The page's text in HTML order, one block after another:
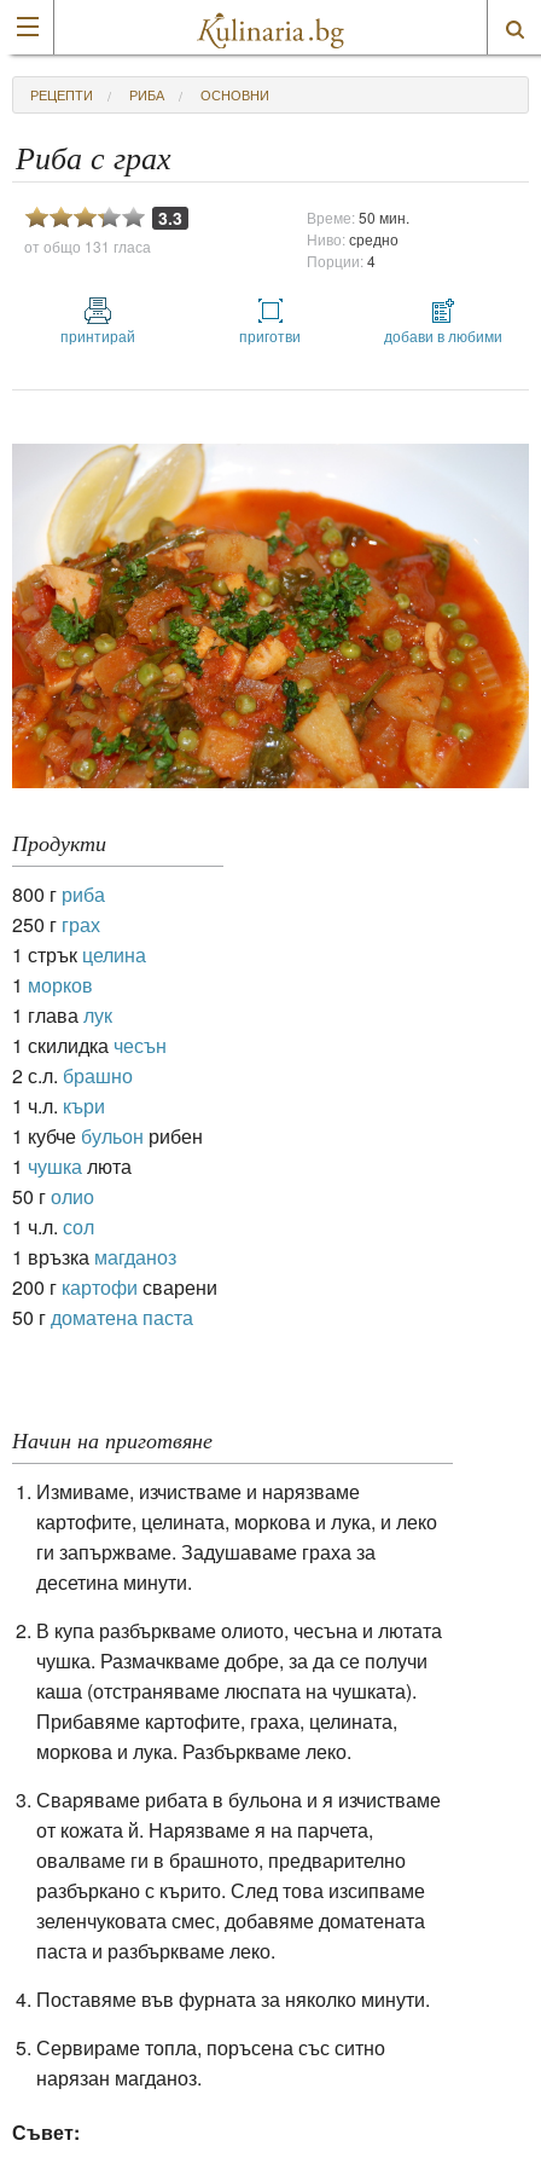
РЕЦЕПТИ РИБА ОСНОВНИ
Риба с грах
3.3
от общо 131 гласа
Време:50 мин.
Ниво:средно
Порции:4
принтирай приготви добави в любими
Продукти
800 г риба
250 г грах
1 стрък целина
1 морков
1 глава лук
1 скилидка чесън
2 с.л. брашно
1 ч.л. къри
1 кубче бульон рибен
1 чушка люта
50 голио
1 ч.л. сол
1 връзка магданоз
200 г картофи сварени
50 г доматена паста
Начин на приготвяне
Измиваме, изчистваме и нарязваме
картофите, целината, моркова и лука, и леко
ги запържваме. Задушаваме граха за
десетина минути.
В купа разбъркваме олиото, чесъна и лютата
чушка. Размачкваме добре, за да се получи
каша (отстраняваме люспата на чушката).
Прибавяме картофите, граха, целината,
моркова и лука. Разбъркваме леко.
Сваряваме рибата в бульона и я изчистваме
от кожата й. Нарязваме я на парчета,
овалваме ги в брашното, предварително
разбъркано с кърито. След това изсипваме
зеленчуковата смес, добавяме доматената
паста и разбъркваме леко.
Поставяме във фурната за няколко минути.
Сервираме топла, поръсена със ситно
нарязан магданоз.
Съвет: